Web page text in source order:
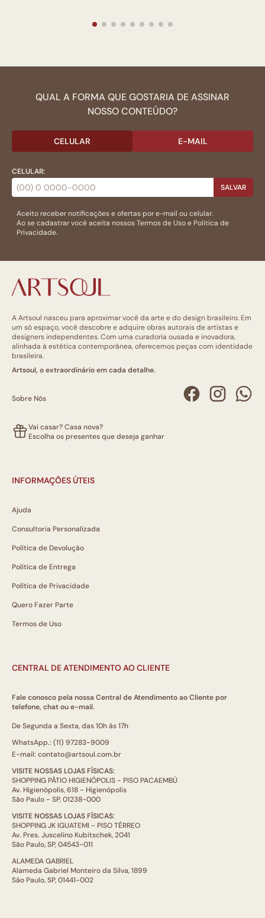
QUAL A FORMA QUE GOSTARIA DE ASSINAR
NOSSO CONTEÚDO?
CELULAR E-MAIL
CELULAR:
SALVAR
Aceito receber notificações e ofertas por e-mail ou celular.
Ao se cadastrar você aceita nossosTermos de Usoe Politica de
Privacidade.
A Artsoul nasceu para aproximar você da arte e do design brasileiro. Em
um só espaço, você descobre e adquire obras autorais de artistas e
designers independentes. Com uma curadoria ousada e inovadora,
alinhada à estética contemporânea, oferecemos peças com identidade
brasileira.
Artsoul, o extraordinário em cada detalhe.
Sobre Nós
Vai casar? Casa nova?
Escolha os presentes que deseja ganhar
INFORMAÇÕES ÚTEIS
Ajuda
Consultoria Personalizada
Política de Devolução
Política de Entrega
Política de Privacidade
Quero Fazer Parte
Termos de Uso
CENTRAL DE ATENDIMENTO AO CLIENTE
Fale conosco pela nossa Central de Atendimento ao Cliente por
telefone, chat ou e-mail.
De Segunda a Sexta, das 10h às 17h
WhatsApp.: (11) 97283-9009
E-mail: contato@artsoul.com.br
VISITE NOSSAS LOJAS FÍSICAS:
SHOPPING PÁTIO HIGIENÓPOLIS - PISO PACAEMBÚ
Av. Higienópolis, 618 - Higienópolis
São Paulo - SP, 01238-000
VISITE NOSSAS LOJAS FÍSICAS:
SHOPPING JK IGUATEMI - PISO TÉRREO
Av. Pres. Juscelino Kubitschek, 2041
São Paulo, SP, 04543-011
ALAMEDA GABRIEL
Alameda Gabriel Monteiro da Silva, 1899
São Paulo, SP, 01441-002